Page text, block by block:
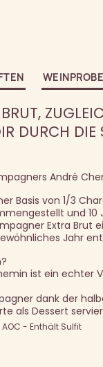
WEINPROBE
DURCH
André
Basis von 1/3
und 10
Extra
Jahr
ist ein
dank der
als Dessert
- Enthält Sulfit